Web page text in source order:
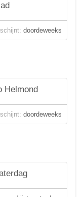
doordeweeks
Helmond
doordeweeks